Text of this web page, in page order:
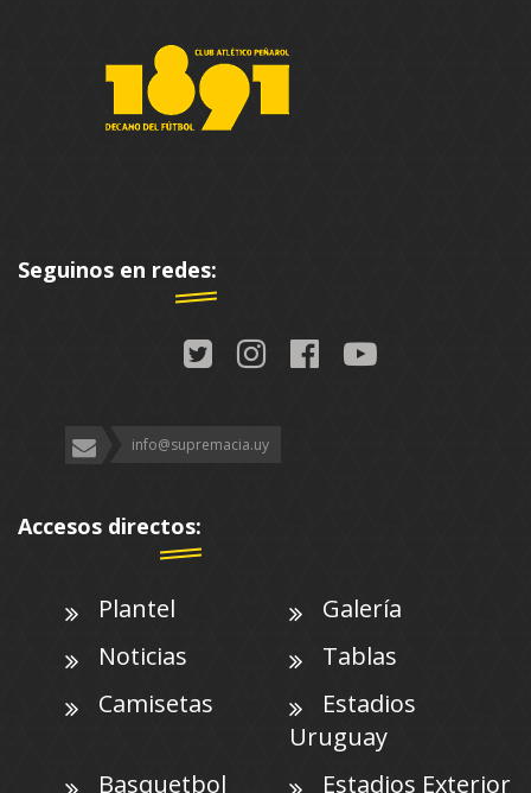
Seguinos en redes:
info@supremacia.uy
Accesos directos:
Plantel
Galería
Noticias
Tablas
Camisetas
Estadios
Uruguay
Basquetbol
Estadios Exterior